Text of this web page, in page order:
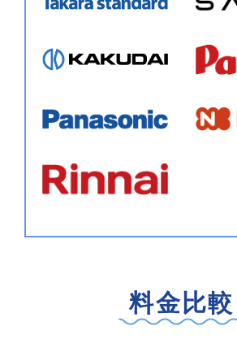
料金比較